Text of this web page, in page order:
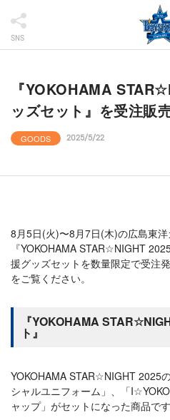
SNS
『YOKOHAMA
ッズセット』を受注販
GOODS 2025/5/22
8月5日(火)〜8月7日(木)の広島東
『YOKOHAMA STAR☆NIGHT
援グッズセットを数量限定で受注
をご覧ください。
『YOKOHAMA
ト』
YOKOHAMA STAR☆NIGHT 2025
シャルユニフォーム」、「
ャップ」がセットになった商品です